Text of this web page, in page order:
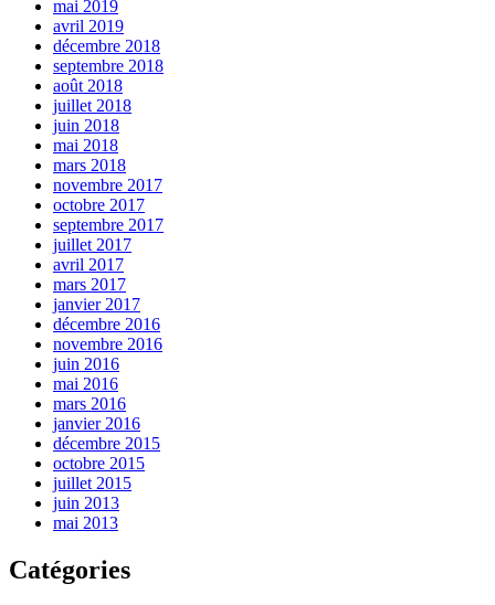
mai 2019
avril 2019
décembre 2018
septembre 2018
août 2018
juillet 2018
juin 2018
mai 2018
mars 2018
novembre 2017
octobre 2017
septembre 2017
juillet 2017
avril 2017
mars 2017
janvier 2017
décembre 2016
novembre 2016
juin 2016
mai 2016
mars 2016
janvier 2016
décembre 2015
octobre 2015
juillet 2015
juin 2013
mai 2013
Catégories